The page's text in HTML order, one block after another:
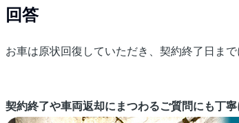
回答
お車は原状回復していただき、契約終了日ま
契約終了や車両返却にまつわるご質問にも丁寧